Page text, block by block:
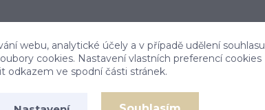
webu, analytické účely a v případě udělení souhlasu
cookies. Nastavení vlastních preferencí cookies
odkazem ve spodní části stránek.